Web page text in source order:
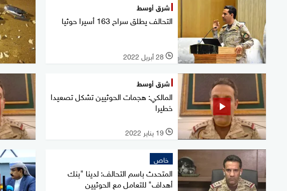
شرق أوسط
التحالف يطلق سراح 163 أسيرا حوثيا
l 28 أبريل 2022
شرق أوسط
المالكي: هجمات الحوثيين تشكل تصعيدا
خطيرا
l 19 يناير 2022
خاص
المتحدث باسم التحالف: لدينا "بنك
أهداف" للتعامل مع الحوثيين